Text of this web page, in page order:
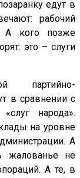
едут в
рабочий
А кого позже
это – слуги
партийно-
в сравнении с
народа».
на уровне
А
жалованье не
А те, в